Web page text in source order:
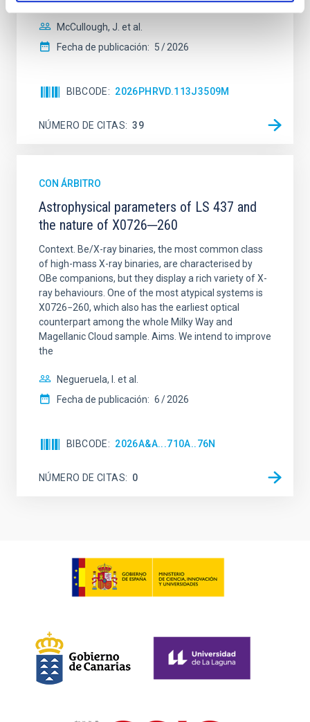
McCullough, J. et al.
Fecha de publicación: 5 2026
BIBCODE 2026PHRVD.113J3509M
NÚMERO DE CITAS 39
CON ÁRBITRO
Astrophysical parameters of LS 437 and
the nature of X0726─260
Context. Be/X-ray binaries, the most common class
of high-mass X-ray binaries, are characterised by
OBe companions, but they display a rich variety of X-
ray behaviours. One of the most atypical systems is
X0726−260, which also has the earliest optical
counterpart among the whole Milky Way and
Magellanic Cloud sample. Aims. We intend to improve
the
Negueruela, I. et al.
Fecha de publicación: 6 2026
BIBCODE 2026A&A...710A..76N
NÚMERO DE CITAS 0